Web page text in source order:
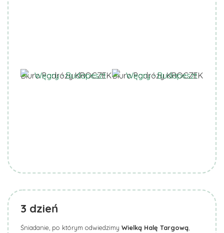
Biuro Podróży KROCZEKBiuro Podróży KROCZEK
3 dzień
Śniadanie, po którym odwiedzimy Wielką Halę Targową